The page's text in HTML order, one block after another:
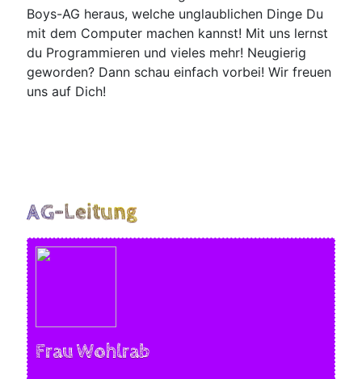
Boys-AG her­aus, wel­che unglaub­li­chen Din­ge Du
mit dem Com­pu­ter machen kannst! Mit uns lernst
du Pro­gram­mie­ren und vie­les mehr! Neu­gie­rig
gewor­den? Dann schau ein­fach vor­bei! Wir freu­en
uns auf Dich!
AG-Leitung
Frau Wohlrab